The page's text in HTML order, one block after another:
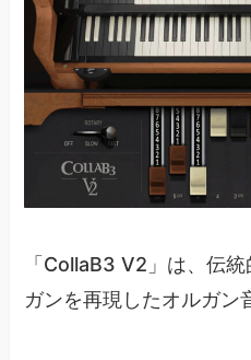
「CollaB3 V2」は、伝
ガンを再現したオルガン